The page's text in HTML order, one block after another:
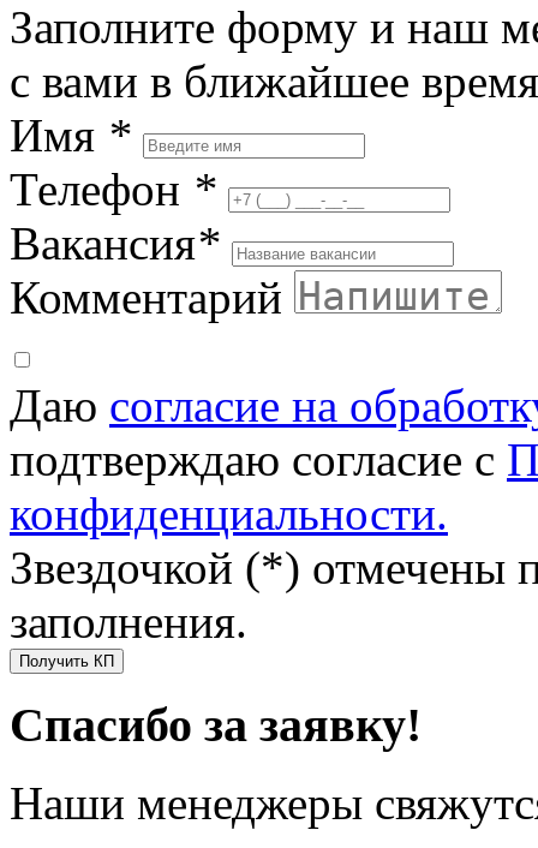
Заполните форму и наш
с вами в ближайшее время
Имя *
Телефон *
Вакансия*
Комментарий
Даю согласие на
подтверждаю согласие с
конфиденциальности.
Звездочкой (*) отмечены
заполнения.
Получить КП
Спасибо за заявку!
Наши менеджеры